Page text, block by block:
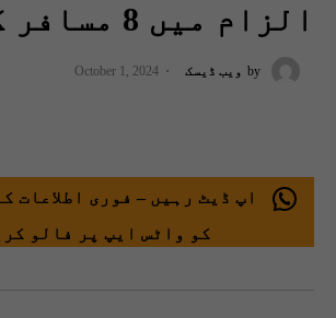
الزام میں 8 مسافر گرفتار
by ویب ڈیسک October 1, 2024
اپ ڈیٹ رہیں – فوری اطلاعات
کو واٹس ایپ پر فالو